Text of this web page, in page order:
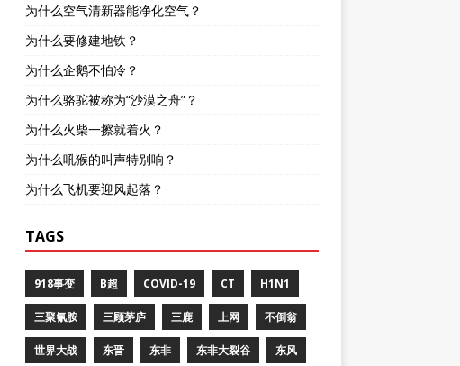
为什么空气清新器能净化空气？
为什么要修建地铁？
为什么企鹅不怕冷？
为什么骆驼被称为“沙漠之舟”？
为什么火柴一擦就着火？
为什么吼猴的叫声特别响？
为什么飞机要迎风起落？
TAGS
918事变 B超 COVID-19 CT H1N1
三聚氰胺 三顾茅庐 三鹿 上网 不倒翁
世界大战 东晋 东非 东非大裂谷 东风